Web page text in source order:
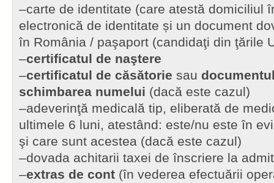
–carte de identitate (care atestă domiciliul
electronică de identitate și un document
în România / paşaport (candidaţi din ţările
–certificatul de naştere
–certificatul de căsătorie sau
schimbarea numelui (dacă este cazul)
–adeverinţă medicală tip, eliberată de
ultimele 6 luni, atestând: este/nu este în
şi care sunt acestea (dacă este cazul)
–dovada achitarii taxei de înscriere la
–extras de cont (în vederea efectuării